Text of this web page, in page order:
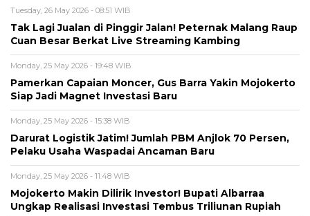
Tuesday, 26 May 2026 - 08:51 WIB
Tak Lagi Jualan di Pinggir Jalan! Peternak Malang Raup
Cuan Besar Berkat Live Streaming Kambing
Monday, 25 May 2026 - 19:48 WIB
Pamerkan Capaian Moncer, Gus Barra Yakin Mojokerto
Siap Jadi Magnet Investasi Baru
Monday, 25 May 2026 - 15:38 WIB
Darurat Logistik Jatim! Jumlah PBM Anjlok 70 Persen,
Pelaku Usaha Waspadai Ancaman Baru
Monday, 25 May 2026 - 11:48 WIB
Mojokerto Makin Dilirik Investor! Bupati Albarraa
Ungkap Realisasi Investasi Tembus Triliunan Rupiah